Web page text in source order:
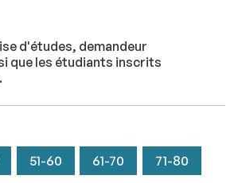
d'études, demandeur
que les étudiants inscrits
51-60 61-70 71-80